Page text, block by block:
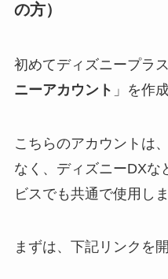
の方）
初めてディズニープラ
ニーアカウント 」を作
こちらのアカウントは
なく、ディズニーDXな
ビスでも共通で使用しま
まずは、下記リンクを